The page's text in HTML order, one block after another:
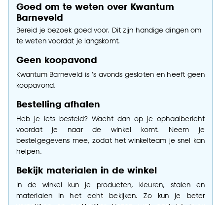
Goed om te weten over Kwantum
Barneveld
Bereid je bezoek goed voor. Dit zijn handige dingen om
te weten voordat je langskomt.
Geen koopavond
Kwantum Barneveld is 's avonds gesloten en heeft geen
koopavond.
Bestelling afhalen
Heb je iets besteld? Wacht dan op je ophaalbericht
voordat je naar de winkel komt. Neem je
bestelgegevens mee, zodat het winkelteam je snel kan
helpen.
Bekijk materialen in de winkel
In de winkel kun je producten, kleuren, stalen en
materialen in het echt bekijken. Zo kun je beter